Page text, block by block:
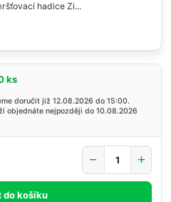
hadice Zi...
ks
doručit již 12.08.2026 do 15:00.
objednáte nejpozději do 10.08.2026
do košíku